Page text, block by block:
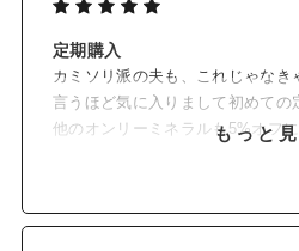
定期購入
カミソリ派の夫も、これじゃなき
言うほど気に入りまして初めての
他のオンリーミネラルも5%オフ
もっと